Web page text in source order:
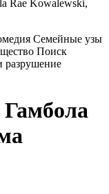
Rae Kowalewski,
Семейные узы
Поиск